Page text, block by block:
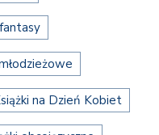
na Dzień Kobiet